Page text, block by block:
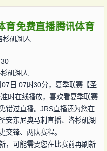
育免费直播腾讯体育
杉矶湖人
矶湖人
07日 07时30分，夏季联赛【圣
时在线播放，喜欢看夏季联赛
错过直播。JRS直播还为您在
安东尼奥马刺直播、洛杉矶湖
交锋、两队赛程。
，可能需要您在比赛前再刷新